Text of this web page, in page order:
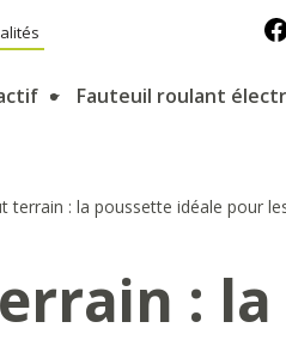
Fauteuil roulant
terrain : la poussette idéale pour
: